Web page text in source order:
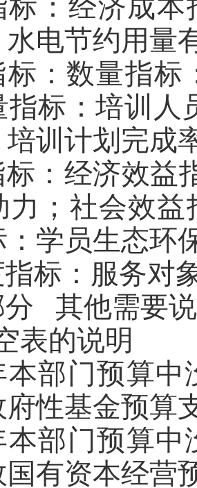
标：经济成本
电节约用量
标：数量指标
指标：培训人
训计划完成
：经济效益
力；社会效
学员生态环
标：服务对
分 其他需要
表的说明
本部门预算
府性基金预算
本部门预算
有资本经营